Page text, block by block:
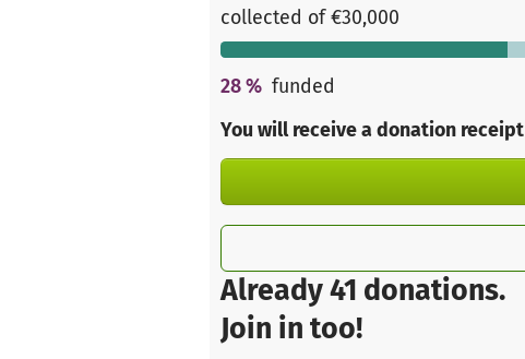
Already 41 donations.
Join in too!
collected of €30,000
28% funded
You will receive a donation receipt